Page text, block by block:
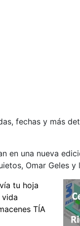
fechas y más
en una nueva
Omar Geles